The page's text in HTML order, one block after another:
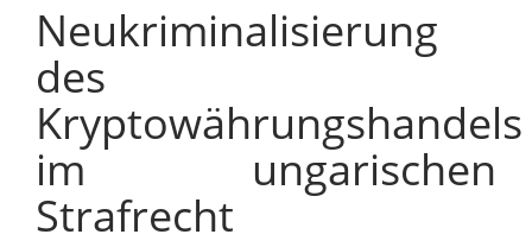
Neukriminalisierung
des
Kryptowährungshandels
im ungarischen
Strafrecht